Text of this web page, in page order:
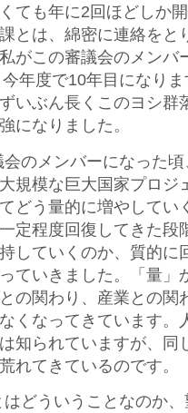
ても年に2回ほどしか
とは、綿密に連絡をと
がこの審議会のメンバ
年度で10年目になり
いぶん長くこのヨシ群
になりました。
会のメンバーになった
規模な巨大国家プロジ
どう量的に増やしてい
定程度回復してきた段
していくのか、質的に
ていきました。「量」
の関わり、産業との関
くなってきています。
知られていますが、同
れてきているのです。
はどういうことなのか